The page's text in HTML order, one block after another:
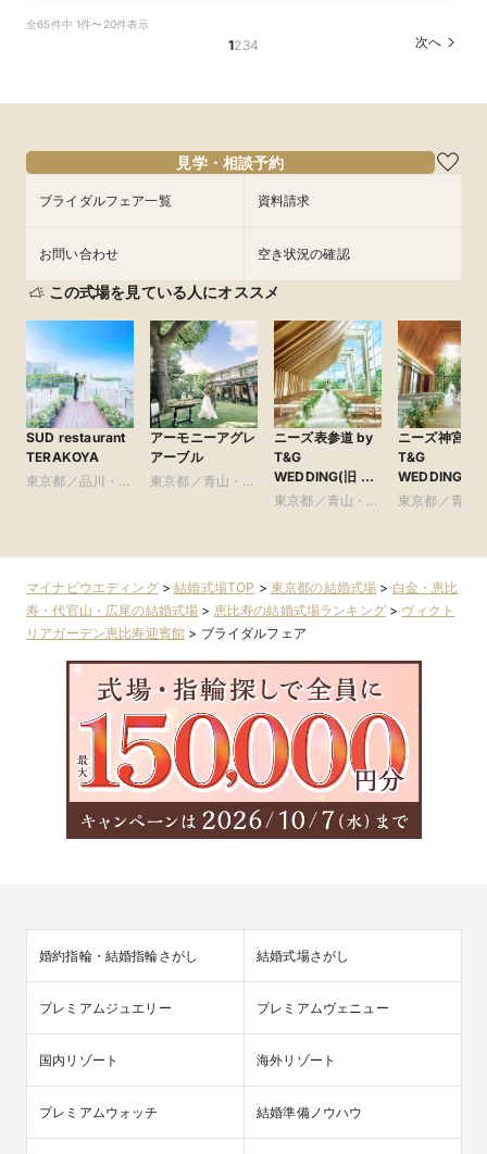
9/4
食プラン相談フェア
9/4
新プラン×試食付
9/4
イック相談会
全65件中 1件〜20件表示
1234 次へ
見学・相談予約
ブライダルフェア一覧 資料請求
お問い合わせ 空き状況の確認
この式場を見ている人にオススメ
SUD restaurant
TERAKOYA
東京都／品川・目
アーモニーアグレ
アーブル
東京都／青山・表
ニーズ表参道 by
T&G
WEDDING(旧 表
参道TERRACE)
東京都／青山・表
ニーズ神宮前
T&G
WEDDING(旧
ルモニーソル
東京都／青山
マイナビウエディング>結婚式場TOP > 東京都の結婚式場 > 白金・恵比
寿・代官山・広尾の結婚式場 > 恵比寿の結婚式場ランキング> ヴィクト
リアガーデン恵比寿迎賓館 > ブライダルフェア
婚約指輪・結婚指輪さがし 結婚式場さがし
プレミアムジュエリー プレミアムヴェニュー
国内リゾート 海外リゾート
プレミアムウォッチ 結婚準備ノウハウ